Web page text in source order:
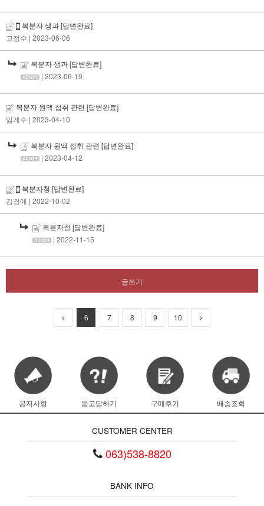
복분자 생과[답변완료]
고정수 | 2023-06-06
복분자 생과[답변완료]
| 2023-06-19
복분자 원액 섭취 관련 [답변완료]
임계수 | 2023-04-10
복분자 원액 섭취 관련 [답변완료]
| 2023-04-12
복분자청 [답변완료]
김경애 | 2022-10-02
복분자청 [답변완료]
| 2022-11-15
글쓰기
6 7 8 9 10
공지사항 묻고답하기 구매후기 배송조회
CUSTOMER CENTER
063)538-8820
BANK INFO